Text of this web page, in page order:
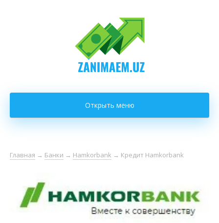
Открыть меню
Главная → Банки → Hamkorbank → Кредит Hamkorbank